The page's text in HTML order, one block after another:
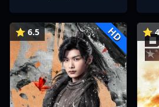
⭐ 6.5 HD ⭐